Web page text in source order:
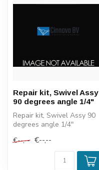
Repair kit, Swivel Assy
90 degrees angle 1/4"
Repair kit, Swivel Assy 90
degrees angle 1/4"
€--,-- €--,--